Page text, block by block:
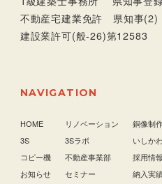
不動産宅建業免許 県知事
建設業許可(般-26)第12583
NAVIGATION
HOME リノベーション
銅像制
3S
3Sラボ
いしか
コピー機
不動産事業部
採用情報
お知らせ
セミナー
納入実